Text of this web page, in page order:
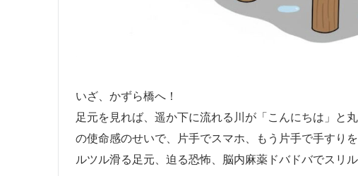
いざ、かずら橋へ！
足元を見れば、遥か下に流れる川が「こんにちは」と
の使命感のせいで、片手でスマホ、もう片手で手すり
ルツル滑る足元、迫る恐怖、脳内麻薬ドバドバでスリ